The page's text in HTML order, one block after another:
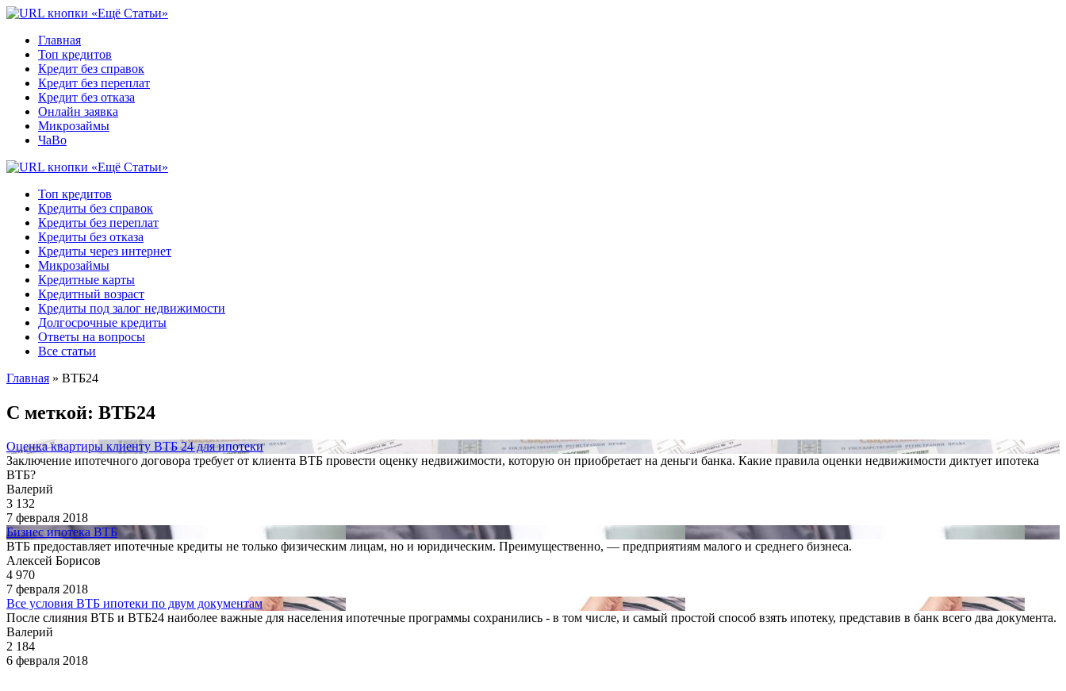
Главная
Топ кредитов
Кредит без справок
Кредит без переплат
Кредит без отказа
Онлайн заявка
Микрозаймы
ЧаВо
Топ кредитов
Кредиты без справок
Кредиты без переплат
Кредиты без отказа
Кредиты через интернет
Микрозаймы
Кредитные карты
Кредитный возраст
Кредиты под залог недвижимости
Долгосрочные кредиты
Ответы на вопросы
Все статьи
Главная » ВТБ24
С меткой: ВТБ24
Оценка квартиры клиенту ВТБ 24 для ипотеки
Заключение ипотечного договора требует от клиента ВТБ провести оценку недвижимости, которую он приобретает на деньги банка. Какие правила оценки недвижимости диктует ипотека
ВТБ?
Валерий
3 132
7 февраля 2018
Бизнес ипотека ВТБ
ВТБ предоставляет ипотечные кредиты не только физическим лицам, но и юридическим. Преимущественно, — предприятиям малого и среднего бизнеса.
Алексей Борисов
4 970
7 февраля 2018
Все условия ВТБ ипотеки по двум документам
После слияния ВТБ и ВТБ24 наиболее важные для населения ипотечные программы сохранились - в том числе, и самый простой способ взять ипотеку, представив в банк всего два документа.
Валерий
2 184
6 февраля 2018